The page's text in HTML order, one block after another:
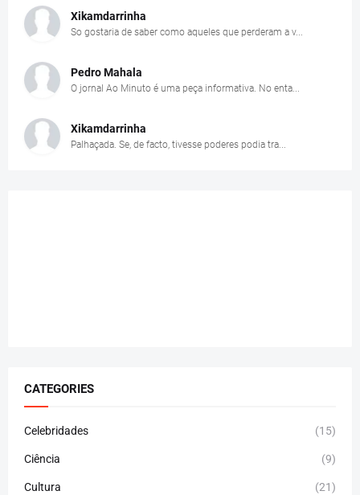
Xikamdarrinha
So gostaria de saber como aqueles que perderam a v...
Pedro Mahala
O jornal Ao Minuto é uma peça informativa. No enta...
Xikamdarrinha
Palhaçada. Se, de facto, tivesse poderes podia tra...
CATEGORIES
Celebridades (15)
Ciência (9)
Cultura (21)